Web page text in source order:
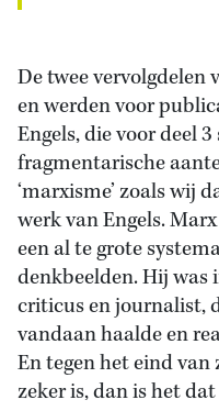
De twee vervolgdelen
en werden voor
Engels, die voor deel
fragmentarische
‘marxisme’ zoals wij
werk van Engels.
een al te grote
denkbeelden. Hij was
criticus en journalist,
vandaan haalde en
En tegen het eind van
zeker is, dan is het